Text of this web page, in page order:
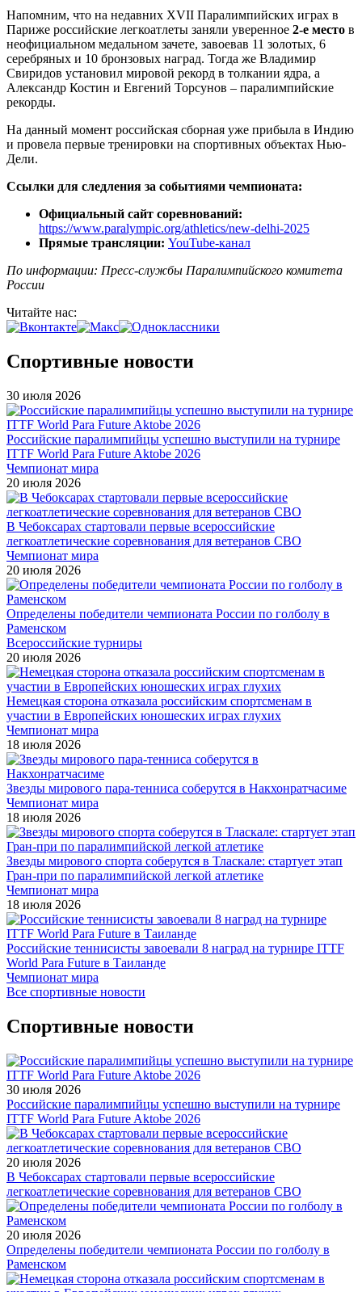
Напомним, что на недавних XVII Паралимпийских играх в
Париже российские легкоатлеты заняли уверенное 2-е место в
неофициальном медальном зачете, завоевав 11 золотых, 6
серебряных и 10 бронзовых наград. Тогда же Владимир
Свиридов установил мировой рекорд в толкании ядра, а
Александр Костин и Евгений Торсунов – паралимпийские
рекорды.
На данный момент российская сборная уже прибыла в Индию
и провела первые тренировки на спортивных объектах Нью-
Дели.
Ссылки для следления за событиями чемпионата:
Официальный сайт соревнований:
https://www.paralympic.org/athletics/new-delhi-2025
Прямые трансляции: YouTube-канал
По информации: Пресс-службы Паралимпийского комитета
России
Читайте нас:
Спортивные новости
30 июля 2026
Российские паралимпийцы успешно выступили на турнире
ITTF World Para Future Aktobe 2026
Чемпионат мира
20 июля 2026
В Чебоксарах стартовали первые всероссийские
легкоатлетические соревнования для ветеранов СВО
Чемпионат мира
20 июля 2026
Определены победители чемпионата России по голболу в
Раменском
Всероссийские турниры
20 июля 2026
Немецкая сторона отказала российским спортсменам в
участии в Европейских юношеских играх глухих
Чемпионат мира
18 июля 2026
Звезды мирового пара-тенниса соберутся в Накхонратчасиме
Чемпионат мира
18 июля 2026
Звезды мирового спорта соберутся в Тласкале: стартует этап
Гран-при по паралимпийской легкой атлетике
Чемпионат мира
18 июля 2026
Российские теннисисты завоевали 8 наград на турнире ITTF
World Para Future в Таиланде
Чемпионат мира
Все спортивные новости
Спортивные новости
30 июля 2026
Российские паралимпийцы успешно выступили на турнире
ITTF World Para Future Aktobe 2026
20 июля 2026
В Чебоксарах стартовали первые всероссийские
легкоатлетические соревнования для ветеранов СВО
20 июля 2026
Определены победители чемпионата России по голболу в
Раменском